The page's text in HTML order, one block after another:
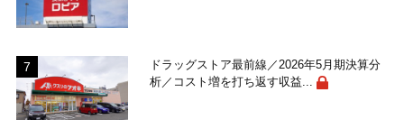
ドラッグストア最前線／2026年5月期決算分
析／コスト増を打ち返す収益...